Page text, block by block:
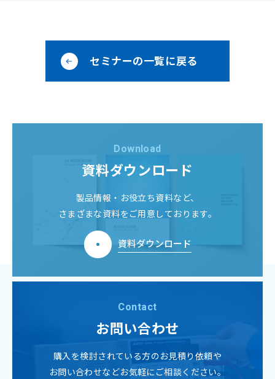
セミナーの一覧に戻る
Download
資料ダウンロード
製品情報・お役立ち資料など、
さまざまな資料をご用意しております。
資料ダウンロード
Contact
お問い合わせ
購入を検討されている方のお見積り依頼や
お問い合わせなどお気軽にご相談ください。